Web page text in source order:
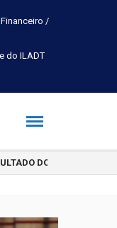
/
do ILADT
DO CONCURSO